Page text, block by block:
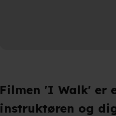
Filmen 'I Walk' er
instruktøren og